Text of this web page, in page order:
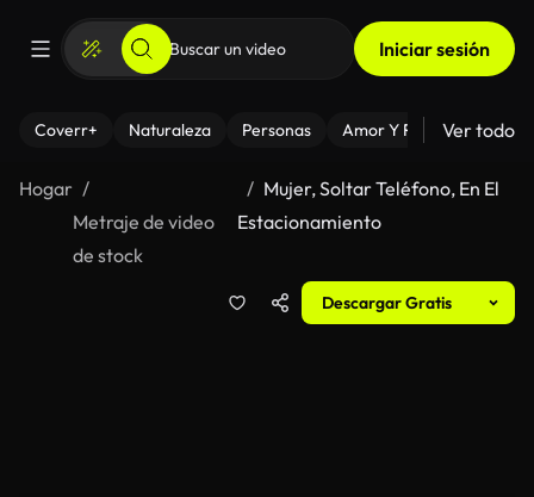
Iniciar sesión
Coverr+ Naturaleza Personas Amor Y Relaciones
Ver todo
Hogar
Metraje de video
de stock
Mujer, Soltar Teléfono, En El
Estacionamiento
Descargar Gratis